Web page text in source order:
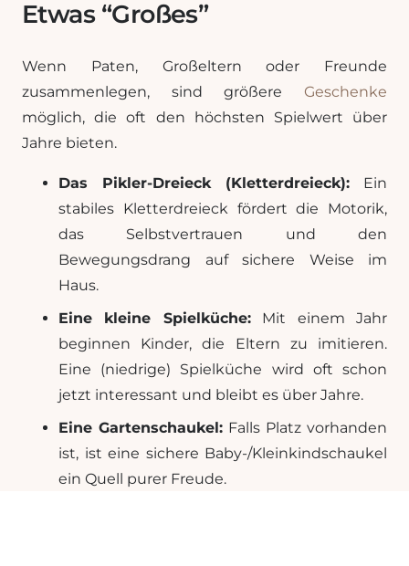
Etwas “Großes”
Wenn Paten, Großeltern oder Freunde
zusammenlegen, sind größere Geschenke
möglich, die oft den höchsten Spielwert über
Jahre bieten.
Das Pikler-Dreieck (Kletterdreieck): Ein
stabiles Kletterdreieck fördert die Motorik,
das Selbstvertrauen und den
Bewegungsdrang auf sichere Weise im
Haus.
Eine kleine Spielküche:Mit einem Jahr
beginnen Kinder, die Eltern zu imitieren.
Eine (niedrige) Spielküche wird oft schon
jetzt interessant und bleibt es über Jahre.
Eine Gartenschaukel: Falls Platz vorhanden
ist, ist eine sichere Baby-/Kleinkindschaukel
ein Quell purer Freude.